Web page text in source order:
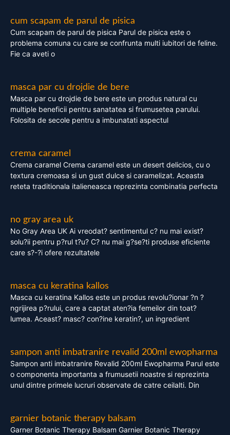
cum scapam de parul de pisica
Cum scapam de parul de pisica Parul de pisica este o
problema comuna cu care se confrunta multi iubitori de feline.
Fie ca aveti o
masca par cu drojdie de bere
Masca par cu drojdie de bere este un produs natural cu
multiple beneficii pentru sanatatea si frumusetea parului.
Folosita de secole pentru a imbunatati aspectul
crema caramel
Crema caramel Crema caramel este un desert delicios, cu o
textura cremoasa si un gust dulce si caramelizat. Aceasta
reteta traditionala italieneasca reprezinta combinatia perfecta
no gray area uk
No Gray Area UK Ai vreodat? sentimentul c? nu mai exist?
solu?ii pentru p?rul t?u? C? nu mai g?se?ti produse eficiente
care s?-?i ofere rezultatele
masca cu keratina kallos
Masca cu keratina Kallos este un produs revolu?ionar ?n ?
ngrijirea p?rului, care a captat aten?ia femeilor din toat?
lumea. Aceast? masc? con?ine keratin?, un ingredient
sampon anti imbatranire revalid 200ml ewopharma
Sampon anti imbatranire Revalid 200ml Ewopharma Parul este
o componenta importanta a frumusetii noastre si reprezinta
unul dintre primele lucruri observate de catre ceilalti. Din
garnier botanic therapy balsam
Garner Botanic Therapy Balsam Garnier Botanic Therapy